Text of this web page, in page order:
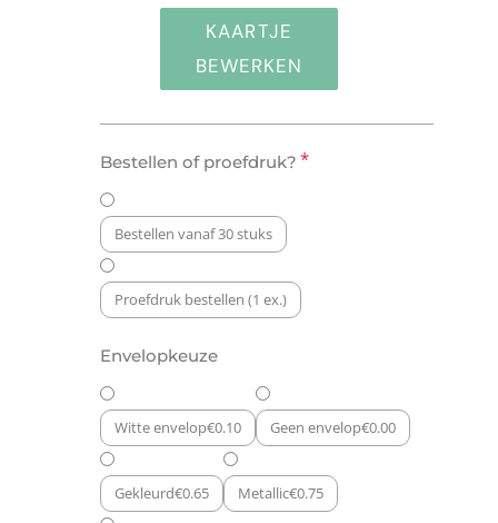
KAARTJE
BEWERKEN
Bestellen of proefdruk? *
Bestellen vanaf 30 stuks
Proefdruk bestellen (1 ex.)
Envelopkeuze
Witte envelop€0.10 Geen envelop€0.00
Gekleurd€0.65 Metallic€0.75
Pantone
Baby
aantal